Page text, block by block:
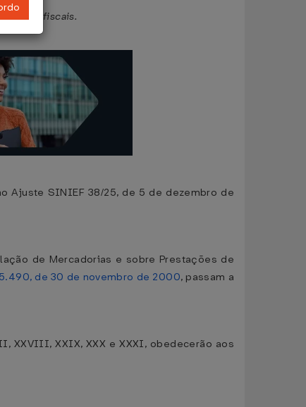
fiscais.
Ajuste SINIEF 38/25, de 5 de dezembro de
de Mercadorias e sobre Prestações de
de 30 de novembro de 2000, passam a
XXVIII, XXIX, XXX e XXXI, obedecerão aos